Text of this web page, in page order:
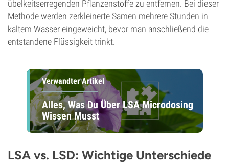
übelkeitserregenden Pflanzenstoffe zu entfernen. Bei dieser
Methode werden zerkleinerte Samen mehrere Stunden in
kaltem Wasser eingeweicht, bevor man anschließend die
entstandene Flüssigkeit trinkt.
Verwandter Artikel
Alles, Was Du Über LSA Microdosing
Wissen Musst
LSA vs. LSD: Wichtige Unterschiede